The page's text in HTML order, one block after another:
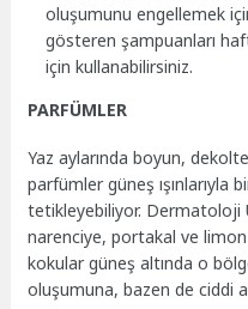
oluşumunu engellemek
gösteren şampuanları
için kullanabilirsiniz.
PARFÜMLER
Yaz aylarında boyun,
parfümler güneş ışınlarıyla
tetikleyebiliyor. Dermatoloji
narenciye, portakal ve
kokular güneş altında o
oluşumuna, bazen de ciddi